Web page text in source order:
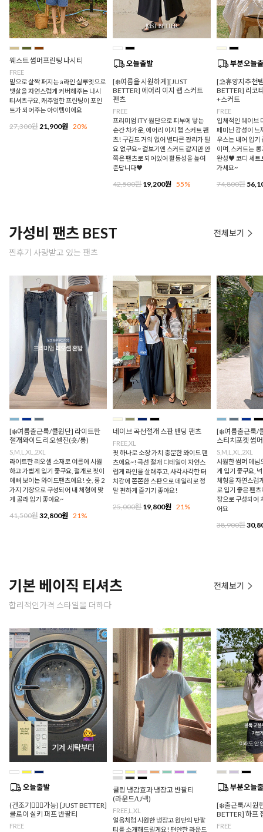
웨스트 썸머프린팅 나시티
FREE
밑으로 살짝 퍼지는 a라인 실루엣으로
뱃살을 자연스럽게 커버해주는 나시
티셔츠구요, 캐주얼한 프린팅이 포인
트가 되어주는 아이템이에요
27,300원 21,900원 20%
[❄️여름을 시원하게][JUST
BETTER] 에어리 이지 랩 스커트
팬츠
FREE
프리미엄 ITY 원단으로 피부에 닿는
순간 차가운, 에어리 이지 랩 스커트 팬
츠! 구김도 거의 없어 별다른 관리가 필
요 없구요~ 겉보기엔 스커트 같지만 안
쪽은 팬츠로 되어있어 활동성을 높여
준답니다♥
42,500원19,200원 55%
[⛱️휴양지추천
BETTER] 리코
+스커트
FREE
입체적인 웨이브
페미닌 감성이 느
우스는 내어 입기
이며, 스커트는
완성♥ 코디 세트
가세요~
74,800원
가성비 팬츠 BEST
찐후기 사랑받고 있는 팬츠
전체보기
[❄️여름출근룩/쿨원단] 라이트한
절개와이드 리오셀진(숏/롱)
S,M,L,XL,2XL
라이트한 리오셀 소재로 여름에 시원
하고 가볍게 입기 좋구요, 절개로 핏이
예뻐 보이는 와이드팬츠에요! 숏, 롱 2
가지 기장으로 구성되어 내 체형에 맞
게 골라 입기 좋아요~
41,500원32,800원 21%
네이브 곡선절개 스판 밴딩 팬츠
FREE,XL
핏 하나로 소장 가치 충분한 와이드 팬
츠에요~! 곡선 절개 디테일이 자연스
럽게 라인을 살려주고, 사각사각한 터
치감에 쫀쫀한 스판으로 데일리로 정
말 편하게 즐기기 좋아요!
25,000원19,800원 21%
[❄️여름출근룩/
스티치포켓 썸
S,M,L,XL,2XL
시원한 썸머 데님
게 입기 좋구요,
체형을 자연스럽
로 입기 좋은 팬
장으로 구성되어
어요
38,900원
기본 베이직 티셔츠
합리적인가격 스타일을 더하다
전체보기
(건조기🙆🏻‍♀️가능) [JUST BETTER]
클로이 실키 퍼프 반팔티
FREE
쿨링 냉감효과 냉장고 반팔티
(라운드/U넥)
FREE,L,XL
얼음처럼 시원한 냉장고 원단의 반팔
티를 소개해드릴게요! 편안한 라운드
[❄️출근룩/시원
BETTER] 하프
FREE